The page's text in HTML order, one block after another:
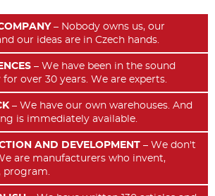
– Nobody owns us, our
our ideas are in Czech hands.
– We have been in the sound
over 30 years. We are experts.
– We have our own warehouses. And
is immediately available.
AND DEVELOPMENT – We don't
are manufacturers who invent,
program.